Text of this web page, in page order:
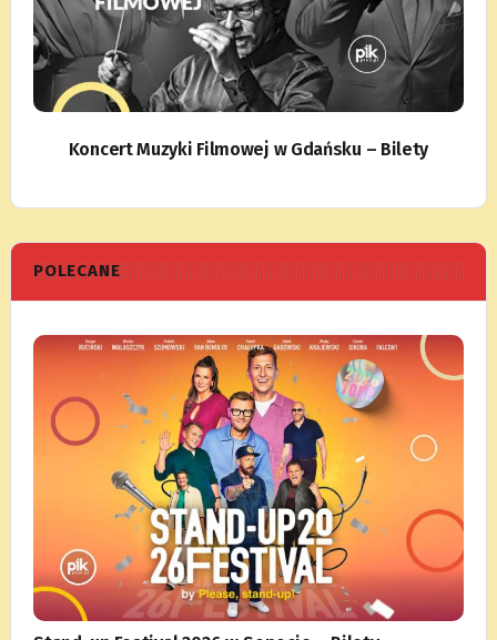
Koncert Muzyki Filmowej w Gdańsku – Bilety
POLECANE